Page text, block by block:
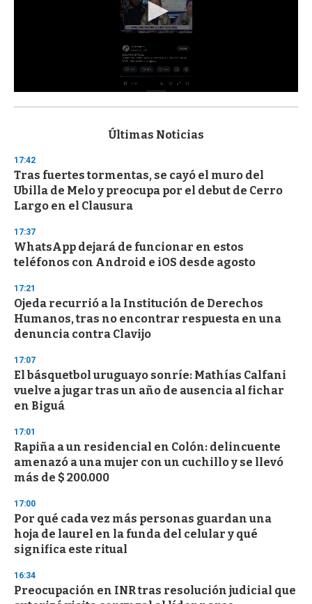
s
d
s
o
f
3
s
e
c
o
d
s
Últimas Noticias
17:42
Tras fuertes tormentas, se cayó el muro del
Ubilla de Melo y preocupa por el debut de Cerro
Largo en el Clausura
17:37
WhatsApp dejará de funcionar en estos
teléfonos con Android e iOS desde agosto
17:21
Ojeda recurrió a la Institución de Derechos
Humanos, tras no encontrar respuesta en una
denuncia contra Clavijo
17:07
El básquetbol uruguayo sonríe: Mathías Calfani
vuelve a jugar tras un año de ausencia al fichar
en Biguá
17:01
Rapiña a un residencial en Colón: delincuente
amenazó a una mujer con un cuchillo y se llevó
más de $ 200.000
17:00
Por qué cada vez más personas guardan una
hoja de laurel en la funda del celular y qué
significa este ritual
16:34
Preocupación en INR tras resolución judicial que